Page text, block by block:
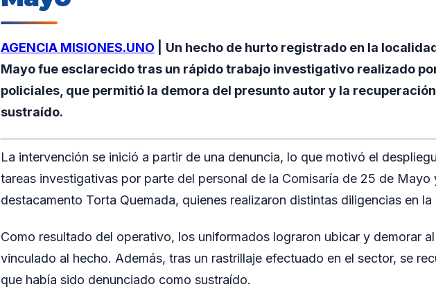
AGENCIA MISIONES.UNO
Un hecho de hurto registrado en la
Mayo fue esclarecido tras un rápido trabajo investigativo realizado
policiales, que permitió la demora del presunto autor y la
sustraído.
La intervención se inició a partir de una denuncia, lo que motivó el
tareas investigativas por parte del personal de la Comisaría de 25 de Mayo
destacamento Torta Quemada, quienes realizaron distintas diligencias en la
Como resultado del operativo, los uniformados lograron ubicar y demorar
vinculado al hecho. Además, tras un rastrillaje efectuado en el sector, se
que había sido denunciado como sustraído.